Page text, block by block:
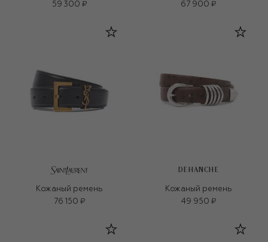
59 300 ₽
67 900 ₽
Кожаный ремень
76 150 ₽
DEHANCHE
Кожаный ремень
49 950 ₽